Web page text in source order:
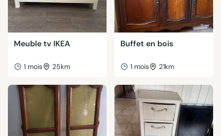
Meuble tv IKEA
1 mois 25km
Buffet en bois
1 mois 21km